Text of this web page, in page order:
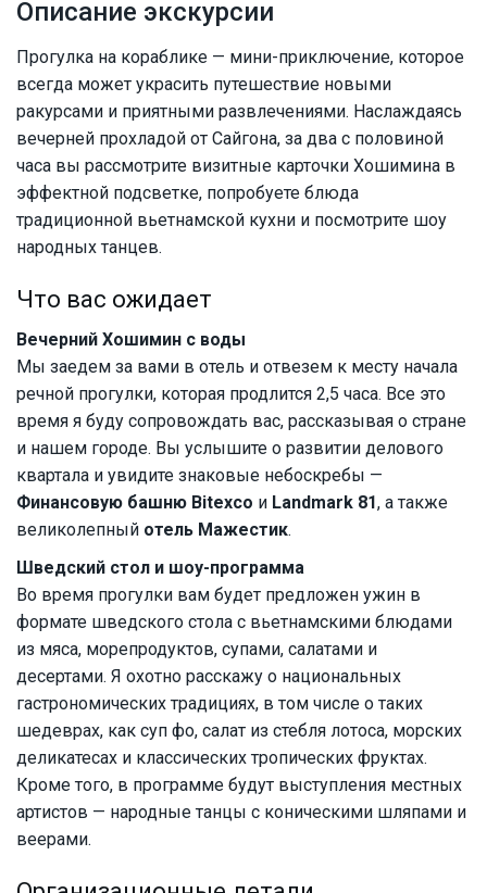
Описание экскурсии
Прогулка на кораблике — мини-приключение, которое
всегда может украсить путешествие новыми
ракурсами и приятными развлечениями. Наслаждаясь
вечерней прохладой от Сайгона, за два с половиной
часа вы рассмотрите визитные карточки Хошимина в
эффектной подсветке, попробуете блюда
традиционной вьетнамской кухни и посмотрите шоу
народных танцев.
Что вас ожидает
Вечерний Хошимин с воды
Мы заедем за вами в отель и отвезем к месту начала
речной прогулки, которая продлится 2,5 часа. Все это
время я буду сопровождать вас, рассказывая о стране
и нашем городе. Вы услышите о развитии делового
квартала и увидите знаковые небоскребы —
Финансовую башню Bitexco и Landmark 81, а также
великолепный отель Мажестик.
Шведский стол и шоу-программа
Во время прогулки вам будет предложен ужин в
формате шведского стола с вьетнамскими блюдами
из мяса, морепродуктов, супами, салатами и
десертами. Я охотно расскажу о национальных
гастрономических традициях, в том числе о таких
шедеврах, как суп фо, салат из стебля лотоса, морских
деликатесах и классических тропических фруктах.
Кроме того, в программе будут выступления местных
артистов — народные танцы с коническими шляпами и
веерами.